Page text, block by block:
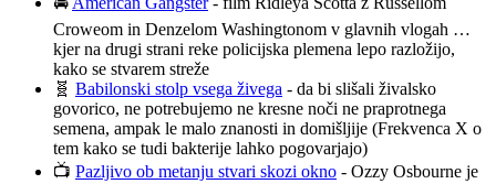
Croweom in Denzelom Washingtonom v glavnih vlogah …
kjer na drugi strani reke policijska plemena lepo razložijo,
kako se stvarem streže
🧬 Babilonski stolp vsega živega - da bi slišali živalsko
govorico, ne potrebujemo ne kresne noči ne praprotnega
semena, ampak le malo znanosti in domišljije (Frekvenca X o
tem kako se tudi bakterije lahko pogovarjajo)
📺 Pazljivo ob metanju stvari skozi okno - Ozzy Osbourne je